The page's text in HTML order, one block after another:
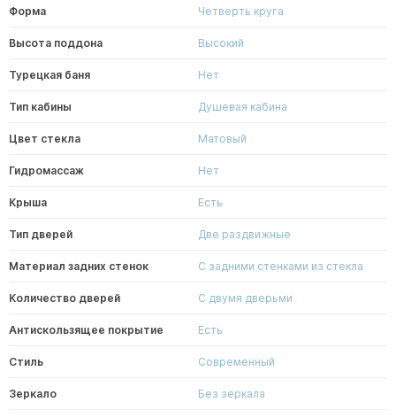
Форма Четверть круга
Высота поддона Высокий
Турецкая баня Нет
Тип кабины Душевая кабина
Цвет стекла Матовый
Гидромассаж Нет
Крыша Есть
Тип дверей Две раздвижные
Материал задних стенок С задними стенками из стекла
Количество дверей С двумя дверьми
Антискользящее покрытие Есть
Стиль Современный
Зеркало Без зеркала